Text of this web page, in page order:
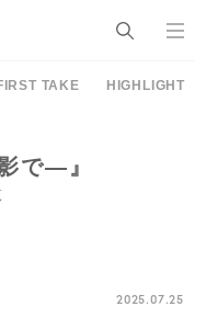
TAKE HIGHLIGHT
で―』
2025.07.25